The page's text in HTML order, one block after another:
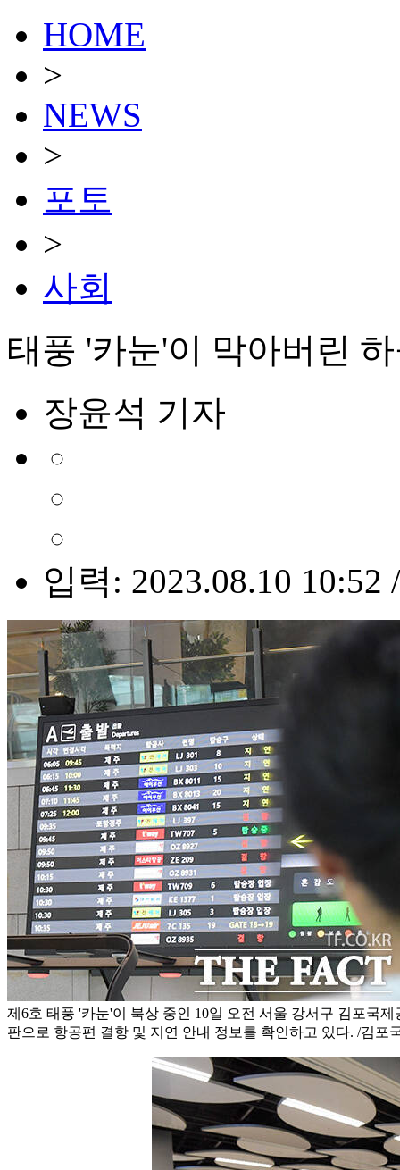
HOME
>
NEWS
>
포토
>
사회
태풍 '카눈'이 막아버린
장윤석 기자
입력: 2023.08.10 10:52
제6호 태풍 '카눈'이 북상 중인 10일 오전 서울 강서구 김포국
판으로 항공편 결항 및 지연 안내 정보를 확인하고 있다. /김포